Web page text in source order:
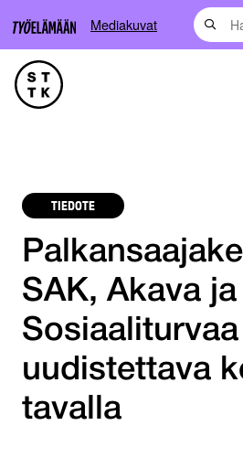
Mediakuvat
TIEDOTE
SAK, Akava ja
Sosiaaliturvaa
uudistettava
tavalla